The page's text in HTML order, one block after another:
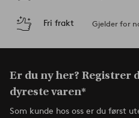
Fri frakt Gjelder for
Er du ny her? Registrer
dyreste varen*
Som kunde hos oss er du først